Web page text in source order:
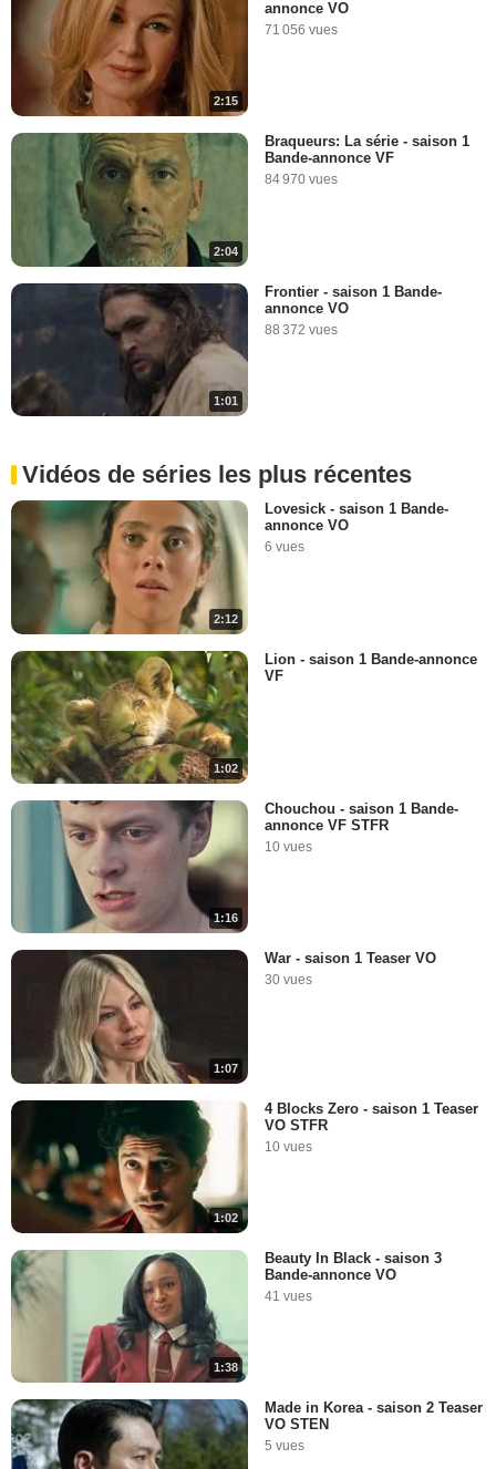
2:15
annonce VO
71 056 vues
2:04
Braqueurs: La série - saison 1
Bande-annonce VF
84 970 vues
1:01
Frontier - saison 1 Bande-
annonce VO
88 372 vues
Vidéos de séries les plus récentes
2:12
Lovesick - saison 1 Bande-
annonce VO
6 vues
1:02
Lion - saison 1 Bande-annonce
VF
1:16
Chouchou - saison 1 Bande-
annonce VF STFR
10 vues
1:07
War - saison 1 Teaser VO
30 vues
1:02
4 Blocks Zero - saison 1 Teaser
VO STFR
10 vues
1:38
Beauty In Black - saison 3
Bande-annonce VO
41 vues
Made in Korea - saison 2 Teaser
VO STEN
5 vues